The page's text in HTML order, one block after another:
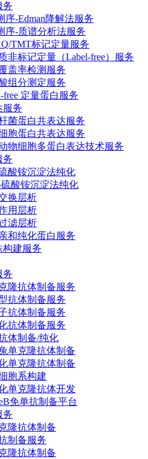
务
序-Edman降解法服务
序-质谱分析法服务
TMT标记定量服务
非标记定量（Label-free）服务
盖率检测服务
组分测定服务
free 定量蛋白服务
服务
菌蛋白共表达服务
胞蛋白共表达服务
物细胞多蛋白表达技术服务
务
酸铵沉淀法纯化
酸铵沉淀法纯化
换层析
用层析
滤层析
和纯化蛋白服务
构建服务
务
隆抗体制备服务
抗体制备服务
抗体制备服务
抗体制备服务
体制备/纯化
单克隆抗体制备
单克隆抗体制备
胞系构建
单克隆抗体开发
免单抗制备平台
务
隆抗体制备
制备服务
隆抗体制备